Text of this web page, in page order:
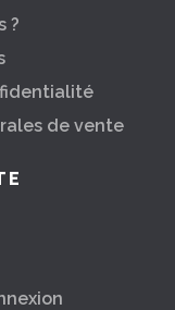
?
de vente